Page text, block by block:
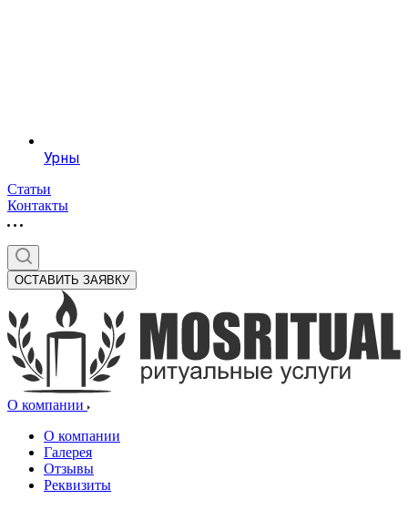
Урны
Статьи
Контакты
ОСТАВИТЬ ЗАЯВКУ
О компании
О компании
Галерея
Отзывы
Реквизиты